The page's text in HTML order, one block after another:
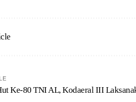
Ke-80 TNI AL, Kodaeral III